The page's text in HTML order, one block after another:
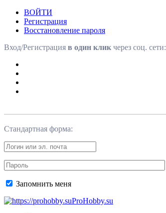
ВОЙТИ
Регистрация
Восстановление пароля
Вход/Регистрация в один клик через соц. сети:
Стандартная форма:
Запомнить меня
ProHobby.su